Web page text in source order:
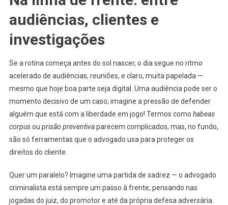
audiências, clientes e
investigações
Se a rotina começa antes do sol nascer, o dia segue no ritmo
acelerado de audiências, reuniões, e claro, muita papelada —
mesmo que hoje boa parte seja digital. Uma audiência pode ser o
momento decisivo de um caso; imagine a pressão de defender
alguém que está com a liberdade em jogo! Termos como habeas
corpusou prisão preventivaparecem complicados, mas, no fundo,
são só ferramentas que o advogado usa para proteger os
direitos do cliente.
Quer um paralelo? Imagine uma partida de xadrez — o advogado
criminalista está sempre um passo à frente, pensando nas
jogadas do juiz, do promotor e até da própria defesa adversária.